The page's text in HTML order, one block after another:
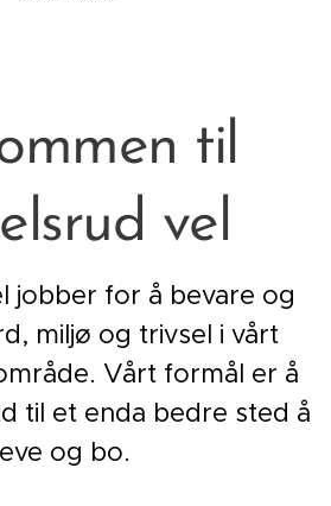
til
vel
jobber for å bevare og
miljø og trivsel i vårt
Vårt formål er å
til et enda bedre sted å
og bo.